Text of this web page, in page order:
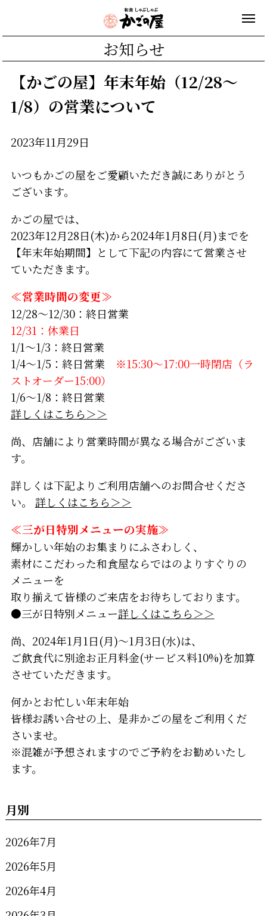
お知らせ
【かごの屋】年末年始（12/28～
1/8）の営業について
2023年11月29日
いつもかごの屋をご愛顧いただき誠にありがとう
ございます。
かごの屋では、
2023年12月28日(木)から2024年1月8日(月)までを
【年末年始期間】として下記の内容にて営業させ
ていただきます。
≪営業時間の変更≫
12/28～12/30：終日営業
12/31：休業日
1/1～1/3：終日営業
1/4～1/5：終日営業 ※15:30～17:00一時閉店（ラ
ストオーダー15:00）
1/6～1/8：終日営業
詳しくはこちら＞＞
尚、店舗により営業時間が異なる場合がございま
す。
詳しくは下記よりご利用店舗へのお問合せくださ
い。 詳しくはこちら＞＞
≪三が日特別メニューの実施≫
輝かしい年始のお集まりにふさわしく、
素材にこだわった和食屋ならではのよりすぐりの
メニューを
取り揃えて皆様のご来店をお待ちしております。
●三が日特別メニュー詳しくはこちら＞＞
尚、2024年1月1日(月)～1月3日(水)は、
ご飲食代に別途お正月料金(サービス料10%)を加算
させていただきます。
何かとお忙しい年末年始
皆様お誘い合せの上、是非かごの屋をご利用くだ
さいませ。
※混雑が予想されますのでご予約をお勧めいたし
ます。
月別
2026年7月
2026年5月
2026年4月